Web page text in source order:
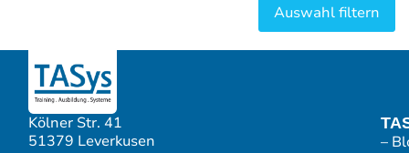
Kölner Str. 41
51379 Leverkusen
–